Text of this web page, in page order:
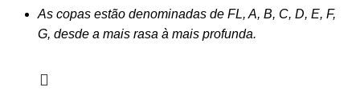
As copas estão denominadas de FL, A, B, C, D, E, F,
G, desde a mais rasa à mais profunda.